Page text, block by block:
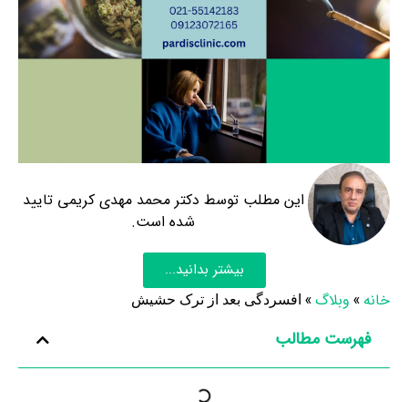
این مطلب توسط دکتر محمد مهدی کریمی تایید
شده است.
بیشتر بدانید...
خانه » وبلاگ» افسردگی بعد از ترک حشیش
فهرست مطالب